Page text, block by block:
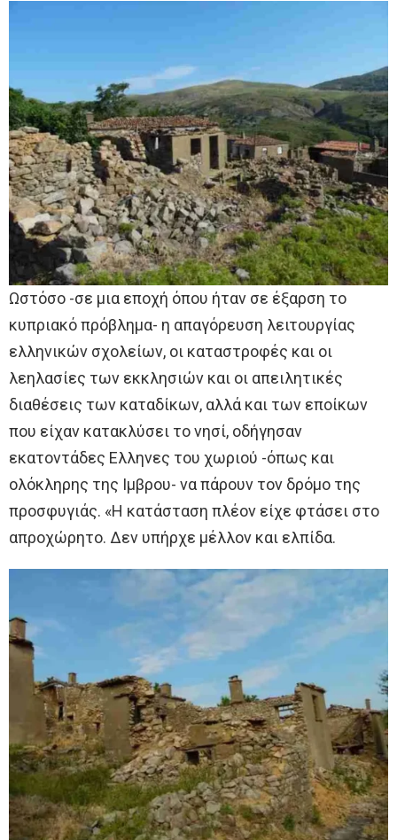
Ωστόσο -σε μια εποχή όπου ήταν σε έξαρση το
κυπριακό πρόβλημα- η απαγόρευση λειτουργίας
ελληνικών σχολείων, οι καταστροφές και οι
λεηλασίες των εκκλησιών και οι απειλητικές
διαθέσεις των καταδίκων, αλλά και των εποίκων
που είχαν κατακλύσει το νησί, οδήγησαν
εκατοντάδες Ελληνες του χωριού -όπως και
ολόκληρης της Ιμβρου- να πάρουν τον δρόμο της
προσφυγιάς. «Η κατάσταση πλέον είχε φτάσει στο
απροχώρητο. Δεν υπήρχε μέλλον και ελπίδα.